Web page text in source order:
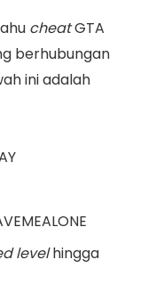
cheatGTA
berhubungan
ini adalah
levelhingga